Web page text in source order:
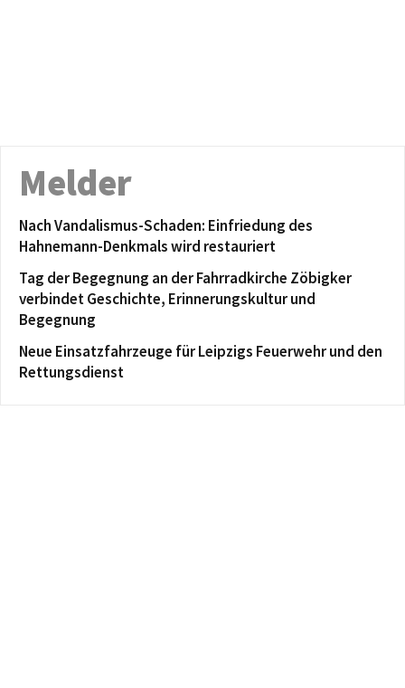
Melder
Nach Vandalismus-Schaden: Einfriedung des
Hahnemann-Denkmals wird restauriert
Tag der Begegnung an der Fahrradkirche Zöbigker
verbindet Geschichte, Erinnerungskultur und
Begegnung
Neue Einsatzfahrzeuge für Leipzigs Feuerwehr und den
Rettungsdienst